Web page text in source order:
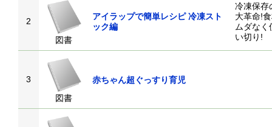
2
図書
アイラップで簡単レシピ 冷凍スト
ック編
冷凍保存
大革命!
ムダなく
い切り!
3
図書
赤ちゃん超ぐっすり育児